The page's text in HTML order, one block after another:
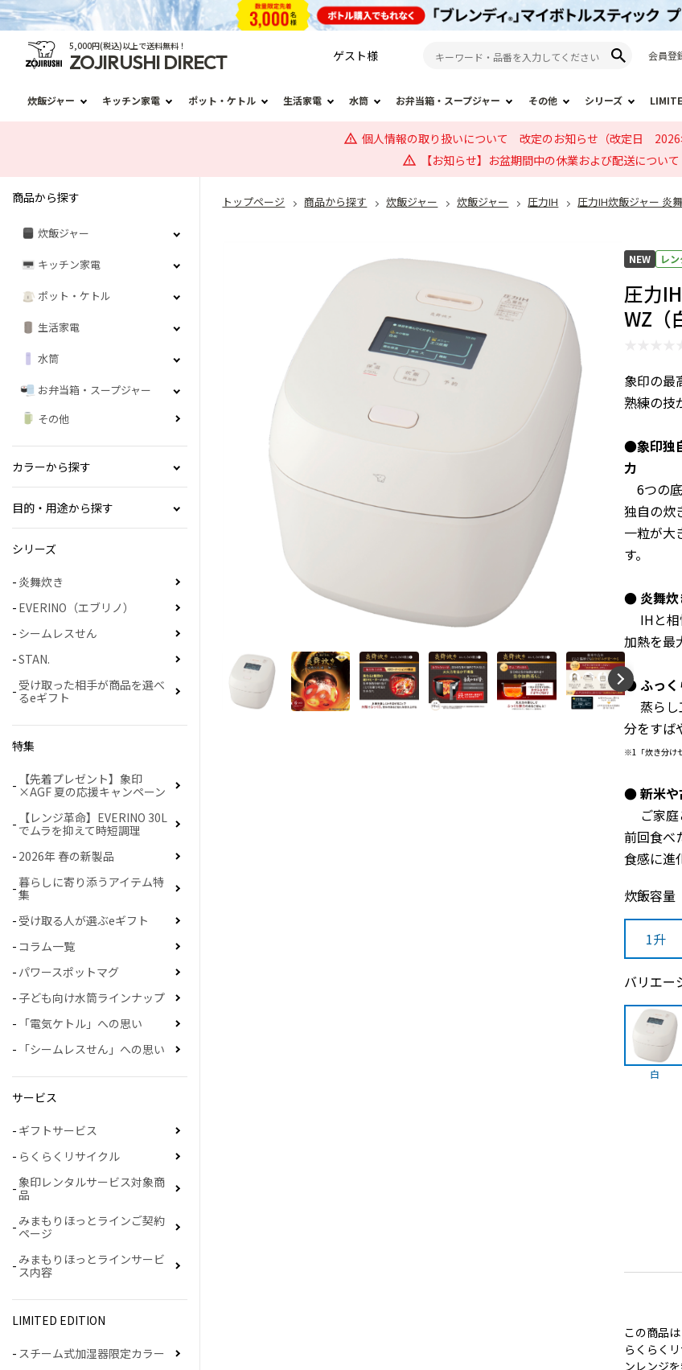
5,000円(税込)以上で送料無料！
ZOJIRUSHI DIRECT ゲスト様 会員登
炊飯ジャー キッチン家電 ポット・ケトル 生活家電 水筒 お弁当箱・スープジャー その他 シリーズ
個人情報の取り扱いについて 改定のお知らせ（改定日 2026
【お知らせ】お盆期間中の休業および配送について
トップページ 商品から探す 炊飯ジャー 炊飯ジャー 圧力IH 圧力IH炊飯ジャー 炎
NEW レ
圧力
WZ（
象印の最
熟練の技
●象印独
力
6つの
独自の炊
一粒が大
す。
● 炎舞炊
IHと相
加熱を最
● ふっく
蒸らし
分をすば
※1「炊き分け
● 新米や
ご家
前回食べ
食感に進
炊飯容量
1升
バリエー
白
この商品
らくらく
ンレンジ
商品から探す
炊飯ジャー
キッチン家電
ポット・ケトル
生活家電
水筒
お弁当箱・スープジャー
その他
カラーから探す
目的・用途から探す
シリーズ
炎舞炊き
EVERINO（エブリノ）
シームレスせん
STAN.
受け取った相手が商品を選べ
るeギフト
特集
【先着プレゼント】象印
×AGF 夏の応援キャンペーン
【レンジ革命】EVERINO 30L
でムラを抑えて時短調理
2026年 春の新製品
暮らしに寄り添うアイテム特
集
受け取る人が選ぶeギフト
コラム一覧
パワースポットマグ
子ども向け水筒ラインナップ
「電気ケトル」への思い
「シームレスせん」への思い
サービス
ギフトサービス
らくらくリサイクル
象印レンタルサービス対象商
品
みまもりほっとラインご契約
ページ
みまもりほっとラインサービ
ス内容
LIMITED EDITION
スチーム式加湿器限定カラー